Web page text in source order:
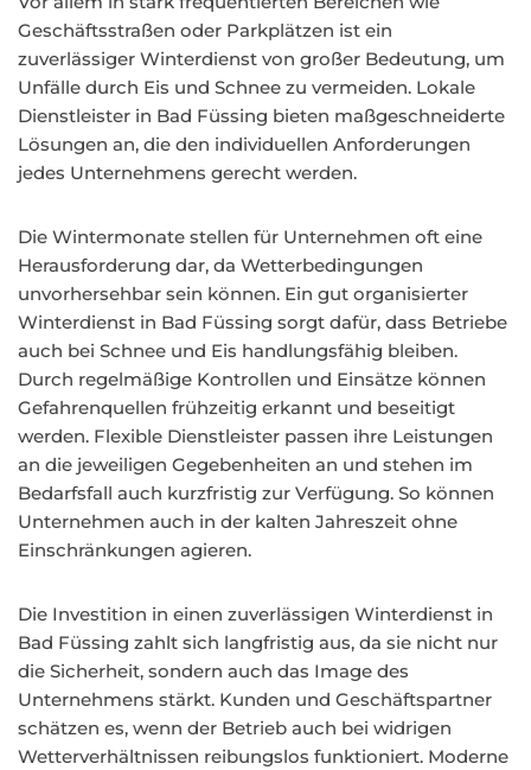
Geschäftsstraßen oder Parkplätzen ist ein
zuverlässiger Winterdienst von großer Bedeutung, um
Unfälle durch Eis und Schnee zu vermeiden. Lokale
Dienstleister in Bad Füssing bieten maßgeschneiderte
Lösungen an, die den individuellen Anforderungen
jedes Unternehmens gerecht werden.
Die Wintermonate stellen für Unternehmen oft eine
Herausforderung dar, da Wetterbedingungen
unvorhersehbar sein können. Ein gut organisierter
Winterdienst in Bad Füssing sorgt dafür, dass Betriebe
auch bei Schnee und Eis handlungsfähig bleiben.
Durch regelmäßige Kontrollen und Einsätze können
Gefahrenquellen frühzeitig erkannt und beseitigt
werden. Flexible Dienstleister passen ihre Leistungen
an die jeweiligen Gegebenheiten an und stehen im
Bedarfsfall auch kurzfristig zur Verfügung. So können
Unternehmen auch in der kalten Jahreszeit ohne
Einschränkungen agieren.
Die Investition in einen zuverlässigen Winterdienst in
Bad Füssing zahlt sich langfristig aus, da sie nicht nur
die Sicherheit, sondern auch das Image des
Unternehmens stärkt. Kunden und Geschäftspartner
schätzen es, wenn der Betrieb auch bei widrigen
Wetterverhältnissen reibungslos funktioniert. Moderne